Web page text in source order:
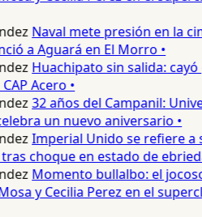
Naval mete presión en la
a Aguará en El Morro •
Huachipato sin salida:
Acero •
32 años del Campanil:
un nuevo aniversario •
Imperial Unido se refiere a
choque en estado de
Momento bullalbo: el
y Cecilia Perez en el